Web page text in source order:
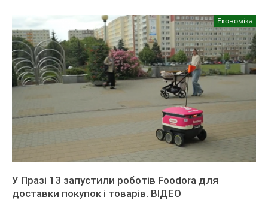
Економіка
У Празі 13 запустили роботів Foodora для
доставки покупок і товарів. ВІДЕО